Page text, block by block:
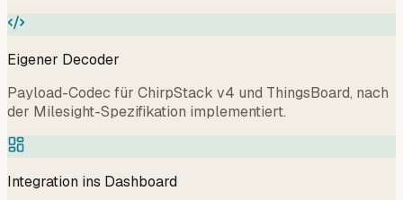
Eigener Decoder
Payload-Codec für ChirpStack v4 und ThingsBoard, nach
der Milesight-Spezifikation implementiert.
Integration ins Dashboard